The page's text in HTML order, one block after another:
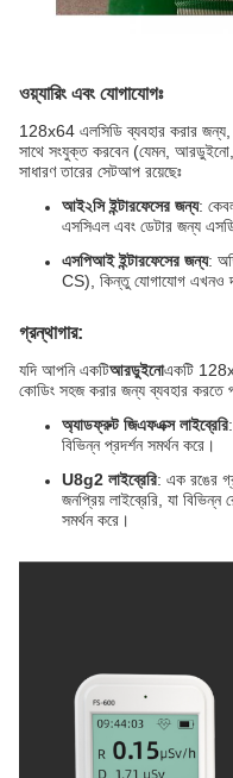
ওয়্যারিং এবং যোগাযোগঃ
128x64 এলসিডি ব্যবহার করার জন্য,
সাথে সংযুক্ত করবেন (যেমন,
সাধারণ তারের সেটআপ রয়েছেঃ
আই২সি ইন্টারফেসের জন্য:
এসসিএল এবং ডেটার জন্য
এসপিআই ইন্টারফেসের জন্য:
CS), কিন্তু যোগাযোগ এখনও
গ্রন্থাগার:
যদি আপনি একটিআরডুইনোএকটি
কোডিং সহজ করার জন্য ব্যবহার করতে
অ্যাডফ্রুট জিএফএক্স লাইব্রেরি
বিভিন্ন প্রদর্শন সমর্থন করে।
U8g2 লাইব্রেরি: এক রঙের
জনপ্রিয় লাইব্রেরি, যা
সমর্থন করে।